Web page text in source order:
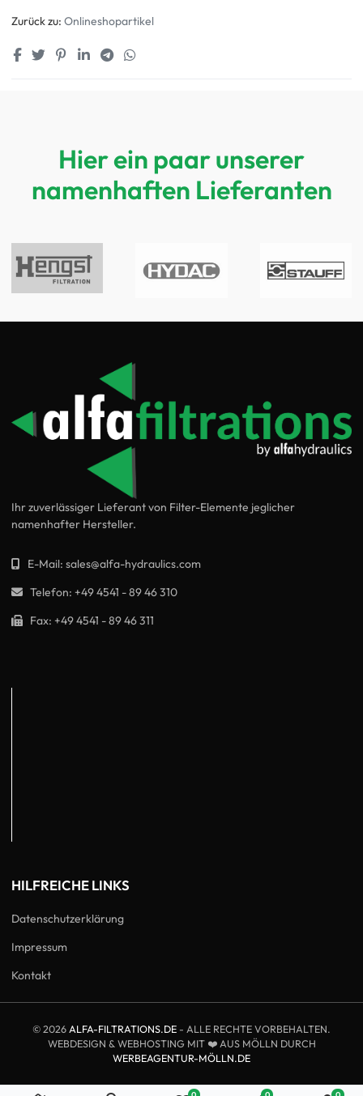
Zurück zu: Onlineshopartikel
Hier ein paar unserer
namenhaften Lieferanten
Ihr zuverlässiger Lieferant von Filter-Elemente jeglicher
namenhafter Hersteller.
E-Mail: sales@alfa-hydraulics.com
Telefon: +49 4541 - 89 46 310
Fax: +49 4541 - 89 46 311
HILFREICHE LINKS
Datenschutzerklärung
Impressum
Kontakt
©2026ALFA-FILTRATIONS.DE - ALLE RECHTE VORBEHALTEN.
WEBDESIGN & WEBHOSTING MIT ❤️ AUS MÖLLN DURCH
WERBEAGENTUR-MÖLLN.DE